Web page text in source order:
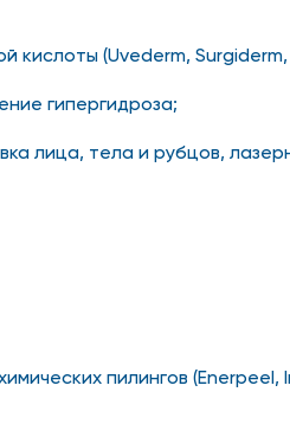
(Uvederm, Surgiderm,
гипергидроза;
лица, тела и рубцов,
пилингов (Enerpeel,